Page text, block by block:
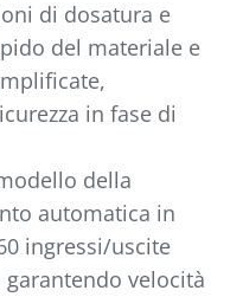
di dosatura e
del materiale e
in fase di
della
automatica in
ingressi/uscite
velocità